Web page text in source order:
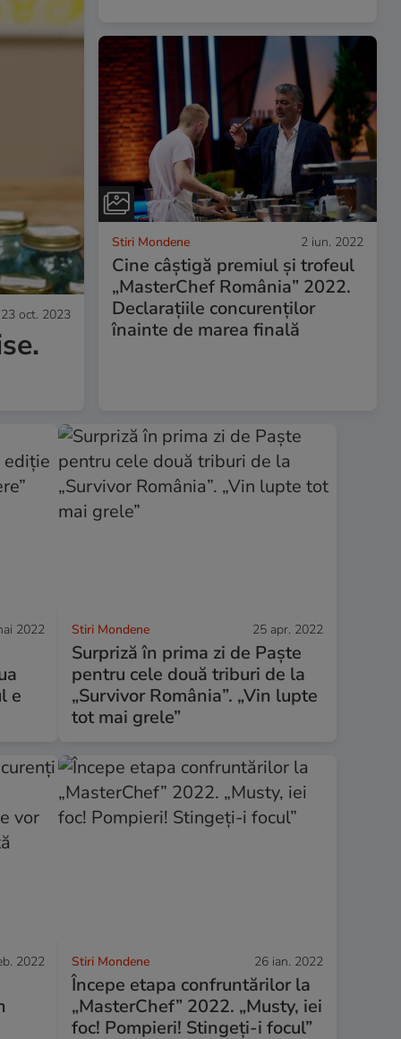
23 oct. 2023
Stiri Mondene 2 iun. 2022
Cine câștigă premiul și trofeul
„MasterChef România” 2022.
Declarațiile concurenților
înainte de marea finală
2022
e
Stiri Mondene 25 apr. 2022
Surpriză în prima zi de Paște
pentru cele două triburi de la
„Survivor România”. „Vin lupte
tot mai grele”
2022 Stiri Mondene 26 ian. 2022
Începe etapa confruntărilor la
„MasterChef” 2022. „Musty, iei
foc! Pompieri! Stingeți-i focul”